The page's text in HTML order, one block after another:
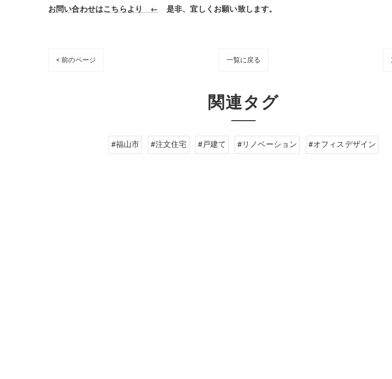
お問い合わせはこちらより ← 是非、宜しくお願い致します。
< 前のページ 一覧に戻る
関連タグ
#福山市 #注文住宅 #戸建て #リノベーション #オフィスデザイン